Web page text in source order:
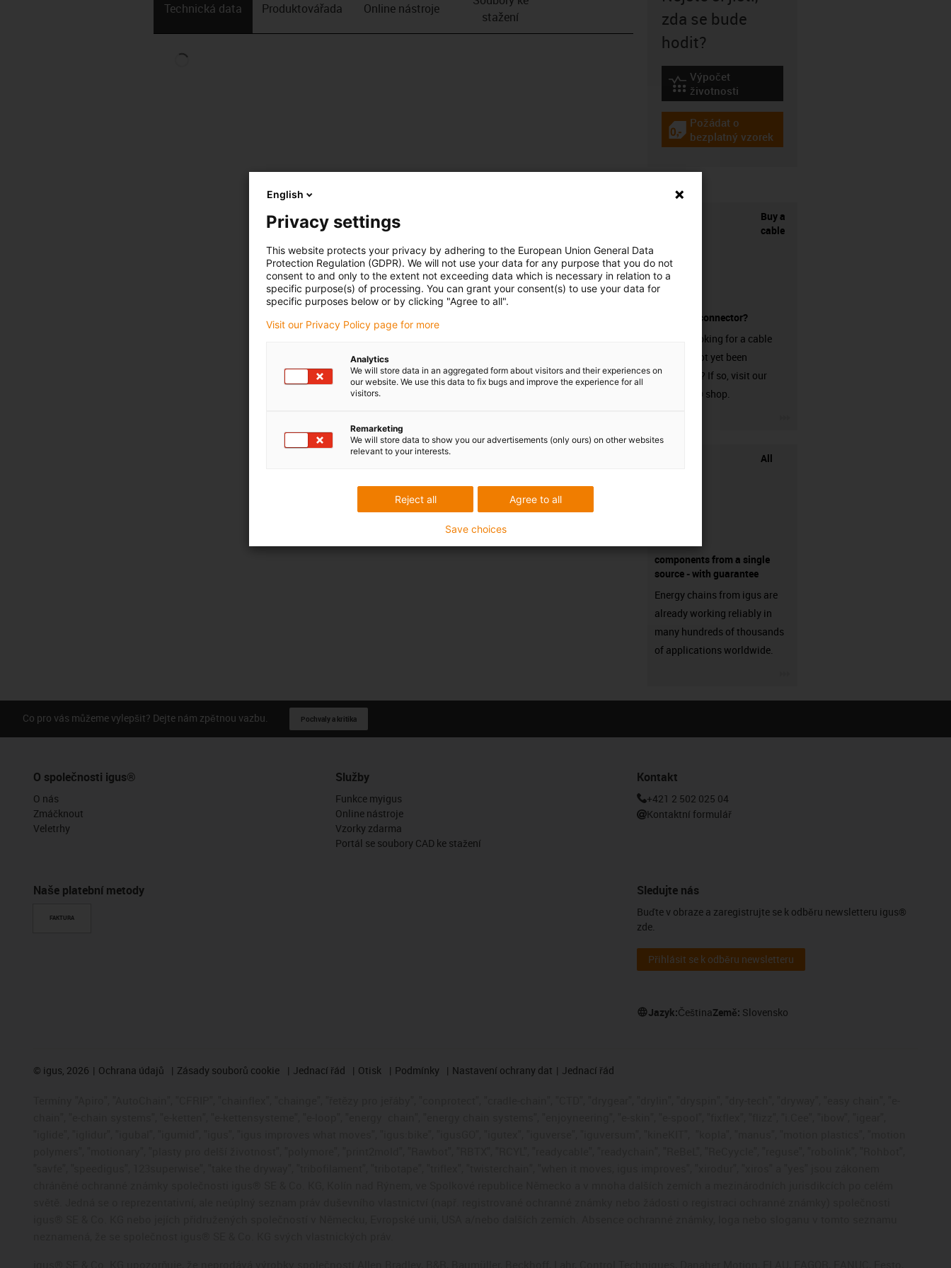
Technická data Produktová­řada Online nástroje
stažení
zda se bude
hodit?
igus-icon-lebensdauerrechner
Výpočet
životnosti
igus-icon-gratismuster
Požádat o
bezplatný vzorek
Buy a
cable
without a connector?
Are you looking for a cable
that has not yet been
harnessed? If so, visit our
chainflex® shop.
All
components from a single
source - with guarantee
Energy chains from igus are
already working reliably in
many hundreds of thousands
of applications worldwide.
Co pro vás můžeme vylepšit? Dejte nám zpětnou vazbu. Pochvaly a kritika
O společnosti igus®
O nás
Zmáčknout
Veletrhy
Naše platební metody
FAKTURA
Služby
Funkce myigus
Online nástroje
Vzorky zdarma
Portál se soubory CAD ke stažení
Kontakt
+421 2 502 025 04
Kontaktní formulář
Sledujte nás
Buďte v obraze a zaregistrujte se k odběru newsletteru igus®
zde.
Přihlásit se k odběru newsletteru
Jazyk:ČeštinaZemě: Slovensko
© igus, 2026 Ochrana údajů Zásady souborů cookie Jednací řád Otisk Podmínky Nastavení ochrany dat Jednací řád
English
Privacy settings
This website protects your privacy by adhering to the European Union General Data
Protection Regulation (GDPR). We will not use your data for any purpose that you do not
consent to and only to the extent not exceeding data which is necessary in relation to a
specific purpose(s) of processing. You can grant your consent(s) to use your data for
specific purposes below or by clicking "Agree to all".
Visit our Privacy Policy page for more
Analytics
We will store data in an aggregated form about visitors and their experiences on
our website. We use this data to fix bugs and improve the experience for all
visitors.
Remarketing
We will store data to show you our advertisements (only ours) on other websites
relevant to your interests.
Agree to all
Reject all
Save choices